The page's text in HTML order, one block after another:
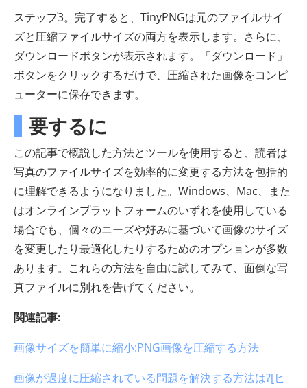
ステップ3。完了すると、TinyPNGは元のファイルサイ
ズと圧縮ファイルサイズの両方を表示します。さらに、
ダウンロードボタンが表示されます。「ダウンロード」
ボタンをクリックするだけで、圧縮された画像をコンピ
ューターに保存できます。
要するに
この記事で概説した方法とツールを使用すると、読者は
写真のファイルサイズを効率的に変更する方法を包括的
に理解できるようになりました。Windows、Mac、また
はオンラインプラットフォームのいずれを使用している
場合でも、個々のニーズや好みに基づいて画像のサイズ
を変更したり最適化したりするためのオプションが多数
あります。これらの方法を自由に試してみて、面倒な写
真ファイルに別れを告げてください。
関連記事:
画像サイズを簡単に縮小:PNG画像を圧縮する方法
画像が過度に圧縮されている問題を解決する方法は?[ヒ